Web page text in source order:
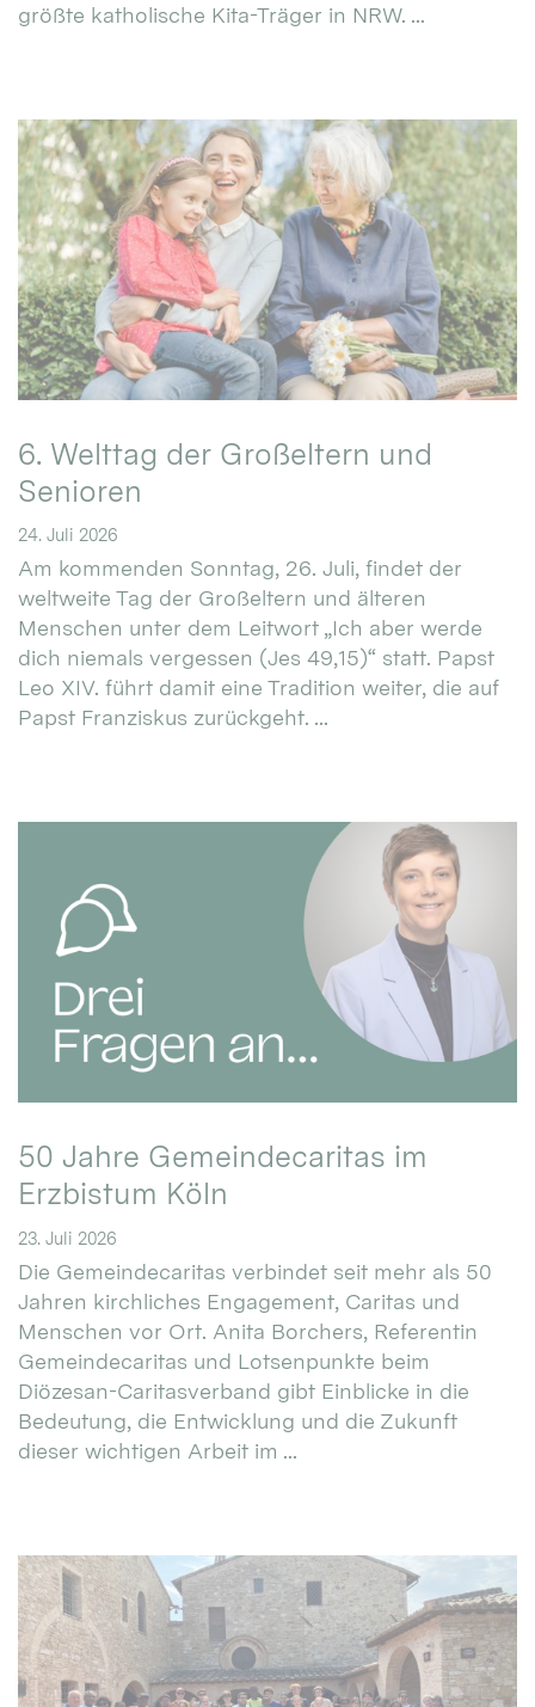
größte katholische Kita-Träger in NRW. ...
6. Welttag der Großeltern und
Senioren
24. Juli 2026
Am kommenden Sonntag, 26. Juli, findet der
weltweite Tag der Großeltern und älteren
Menschen unter dem Leitwort „Ich aber werde
dich niemals vergessen (Jes 49,15)“ statt. Papst
Leo XIV. führt damit eine Tradition weiter, die auf
Papst Franziskus zurückgeht. ...
50 Jahre Gemeindecaritas im
Erzbistum Köln
23. Juli 2026
Die Gemeindecaritas verbindet seit mehr als 50
Jahren kirchliches Engagement, Caritas und
Menschen vor Ort. Anita Borchers, Referentin
Gemeindecaritas und Lotsenpunkte beim
Diözesan-Caritasverband gibt Einblicke in die
Bedeutung, die Entwicklung und die Zukunft
dieser wichtigen Arbeit im ...